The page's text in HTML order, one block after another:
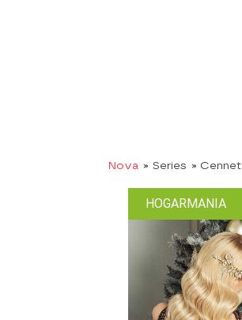
Nova » Series » Cennet
HOGARMANIA